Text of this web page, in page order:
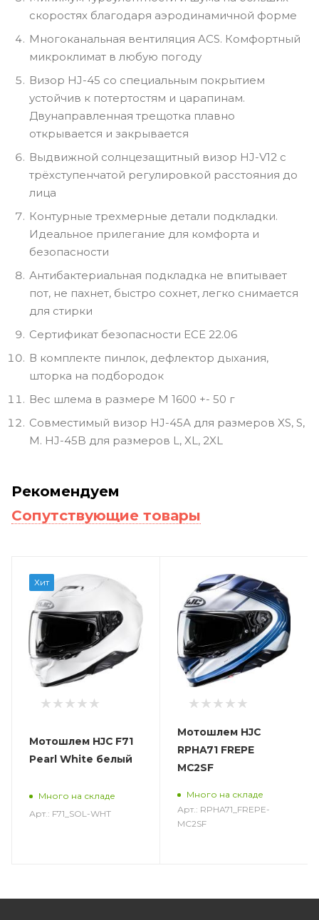
скоростях благодаря аэродинамичной форме
Многоканальная вентиляция ACS. Комфортный
микроклимат в любую погоду
Визор HJ-45 со специальным покрытием
устойчив к потертостям и царапинам.
Двунаправленная трещотка плавно
открывается и закрывается
Выдвижной солнцезащитный визор HJ-V12 с
трёхступенчатой регулировкой расстояния до
лица
Контурные трехмерные детали подкладки.
Идеальное прилегание для комфорта и
безопасности
Антибактериальная подкладка не впитывает
пот, не пахнет, быстро сохнет, легко снимается
для стирки
Сертификат безопасности ECE 22.06
В комплекте пинлок, дефлектор дыхания,
шторка на подбородок
Вес шлема в размере M 1600 +- 50 г
Совместимый визор HJ-45А для размеров XS, S,
M. HJ-45B для размеров L, XL, 2XL
Рекомендуем
Сопутствующие товары
Хит
Мотошлем HJC F71
Pearl White белый
Много на складе
Арт.: F71_SOL-WHT
Мотошлем HJC
RPHA71 FREPE
MC2SF
Много на складе
Арт.: RPHA71_FREPE-
MC2SF